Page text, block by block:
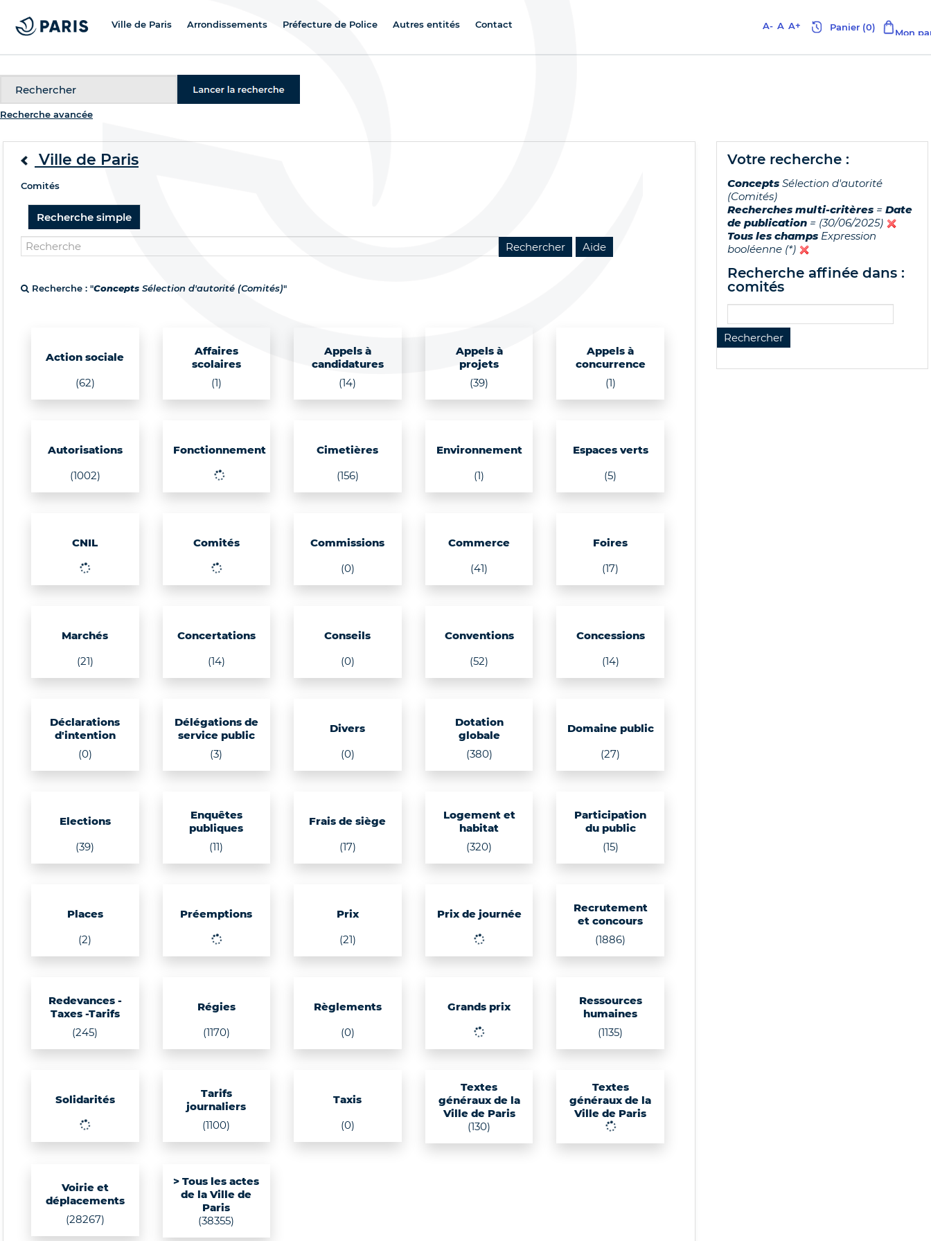
Ville de Paris Arrondissements Préfecture de Police Autres entités Contact A- A A+
Recherche avancée
Ville de Paris
Comités
Recherche simple
Recherche : "Concepts Sélection d'autorité (Comités)"
Action sociale
(62)
Affaires
scolaires
(1)
Appels à
candidatures
(14)
Appels à
projets
(39)
Appels à
concurrence
(1)
Autorisations
(1002)
Fonctionnement
Cimetières
(156)
Environnement
(1)
Espaces verts
(5)
CNIL Comités
Commissions
(0)
Commerce
(41)
Foires
(17)
Marchés
(21)
Concertations
(14)
Conseils
(0)
Conventions
(52)
Concessions
(14)
Déclarations
d'intention
(0)
Délégations de
service public
(3)
Divers
(0)
Dotation
globale
(380)
Domaine public
(27)
Elections
(39)
Enquêtes
publiques
(11)
Frais de siège
(17)
Logement et
habitat
(320)
Participation
du public
(15)
Places
(2)
Préemptions
Prix
(21)
Prix de journée
Recrutement
et concours
(1886)
Redevances -
Taxes -Tarifs
(245)
Régies
(1170)
Règlements
(0)
Grands prix
Ressources
humaines
(1135)
Solidarités
(1516)
Tarifs
journaliers
(1100)
Taxis
(0)
Textes
généraux de la
Ville de Paris
(130)
Textes
généraux de la
Ville de Paris
Voirie et
déplacements
(28267)
> Tous les actes
de la Ville de
Paris
(38355)
votre recherche :
Concepts Sélection d'autorité
(Comités)
Recherches multi-critères = Date
de publication = (30/06/2025)
Tous les champs Expression
booléenne (*)
recherche affinée dans :
comités